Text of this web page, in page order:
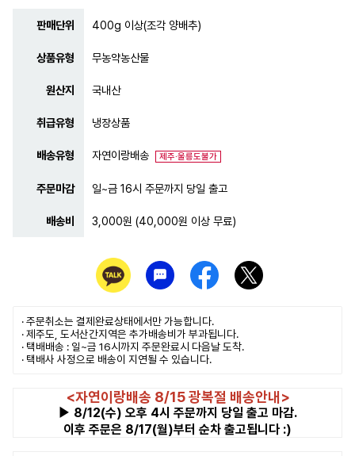
판매단위 400g 이상(조각 양배추)
상품유형 무농약농산물
원산지 국내산
취급유형 냉장상품
배송유형 자연이랑배송 제주·울릉도불가
주문마감 일~금 16시 주문까지 당일 출고
배송비 3,000원 (40,000원 이상 무료)
· 주문취소는 결제완료상태에서만 가능합니다.
· 제주도, 도서산간지역은 추가배송비가 부과됩니다.
· 택배배송 : 일~금 16시까지 주문완료시 다음날 도착.
· 택배사 사정으로 배송이 지연될 수 있습니다.
<자연이랑배송 8/15 광복절 배송안내>
▶ 8/12(수) 오후 4시 주문까지 당일 출고 마감.
이후 주문은 8/17(월)부터 순차 출고됩니다 :)